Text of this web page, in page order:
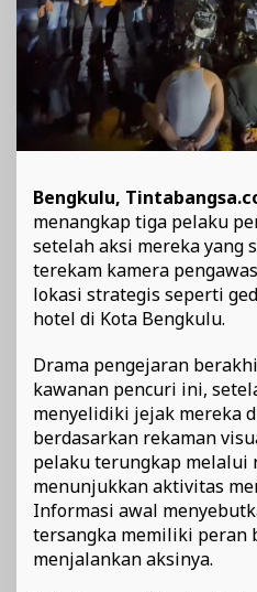
Bengkulu,
menangkap tiga pelaku
setelah aksi mereka yang
terekam kamera
lokasi strategis seperti
hotel di Kota Bengkulu.
Drama pengejaran
kawanan pencuri ini,
menyelidiki jejak mereka
berdasarkan rekaman
pelaku terungkap melalui
menunjukkan aktivitas
Informasi awal
tersangka memiliki peran
menjalankan aksinya.